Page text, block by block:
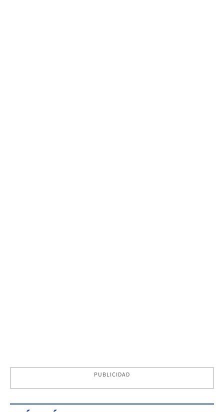
PUBLICIDAD